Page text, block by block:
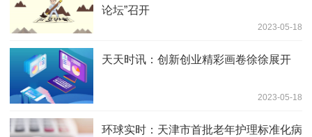
论坛”召开
2023-05-18
天天时讯：创新创业精彩画卷徐徐展开
2023-05-18
环球实时：天津市首批老年护理标准化病